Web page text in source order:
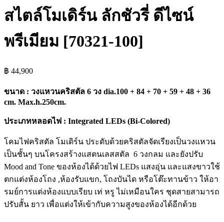
สไตล์โมเดิร์น ลักชัวรี่ ดีไซน์
พรีเมียม [70321-100]
฿ 44,900
ขนาด : วงแหวนคริสตัล 6 วง dia.100 + 84 + 70 + 59 + 48 + 36
cm. Max.h.250cm.
ประเภทหลอดไฟ : Integrated LEDs (Bi-Colored)
โคมไฟคริสตัล โมเดิร์น ประดับด้วยคริสตัลจัดเรียงเป็นวงแหวน
เป็นชั้นๆ บนโครงสร้างแสตนเลสสตัล 6 วงกลม และยังปรับ
Mood and Tone ของห้องได้ด้วยไฟ LEDs แสงอุ่น และแสงขาวใช้
ตกแต่งห้องโถง ,ห้องรับแขก, โถงบันได หรือโต๊ะทานข้าว ให้อา
รมย์การแต่งห้องแบบเรียบ เท่ หรู ไม่เหมือนใคร ชุดสายสามารถ
ปรับสั้น ยาว เพื่อแต่งให้เข้ากับความสูงของห้องได้อีกด้วย